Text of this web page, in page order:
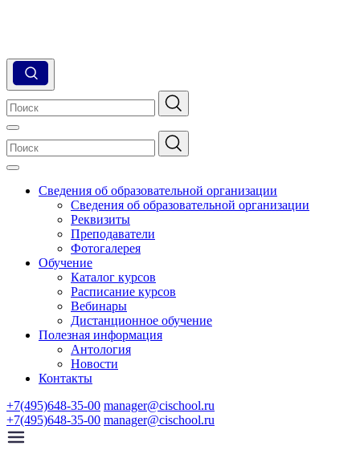
Сведения об образовательной организации
Сведения об образовательной организации
Реквизиты
Преподаватели
Фотогалерея
Обучение
Каталог курсов
Расписание курсов
Вебинары
Дистанционное обучение
Полезная информация
Антология
Новости
Контакты
+7(495)648-35-00 manager@cischool.ru
+7(495)648-35-00 manager@cischool.ru